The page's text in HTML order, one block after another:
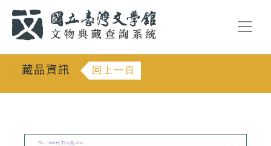
::: 藏品資訊 回上一頁